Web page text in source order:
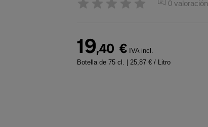
0 valoración
19,40 € IVA incl.
Botella de 75 cl. | 25,87 € / Litro